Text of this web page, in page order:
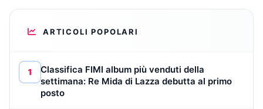
ARTICOLI POPOLARI
1
Classifica FIMI album più venduti della
settimana: Re Mida di Lazza debutta al primo
posto